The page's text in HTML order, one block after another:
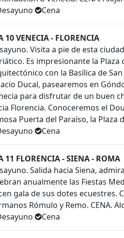
Cena
10 VENECIA - FLORENCIA
Visita a pie de esta
Es impresionante la
con la Basílica de
Ducal, pasearemos en
para disfrutar de un buen
Florencia. Conoceremos el
Puerta del Paraíso, la Plaza
Cena
11 FLORENCIA - SIENA - ROMA
Salida hacia Siena,
anualmente las Fiestas
gala de sus dotes ecuestres.
Rómulo y Remo. CENA.
Cena